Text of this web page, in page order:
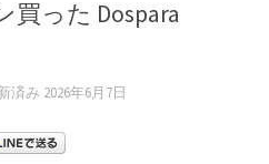
った Dospara
済み 2026年6月7日